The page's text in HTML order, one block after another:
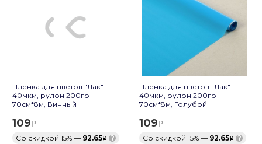
Пленка для цветов "Лак"
40мкм, рулон 200гр
70см*8м, Винный
109
Со скидкой 15% — 92.65 ?
Пленка для цветов "Лак"
40мкм, рулон 200гр
70см*8м, Голубой
109
Со скидкой 15% — 92.65 ?